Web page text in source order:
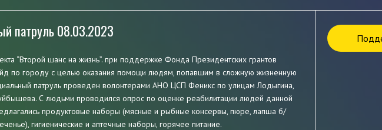
патруль 08.03.2023
“Второй шанс на жизнь”. при поддержке Фонда Президентских грантов
по городу с целью оказания помощи людям, попавшим в сложную жизненную
патруль проведен волонтерами АНО ЦСП Феникс по улицам Лодыгина,
С людьми проводился опрос по оценке реабилитации людей данной
продуктовые наборы (мясные и рыбные консервы, пюре, лапша б/
гигиенические и аптечные наборы, горячее питание.